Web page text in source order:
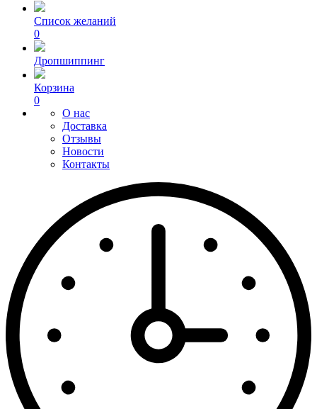
Список желаний
0
Дропшиппинг
Корзина
0
О нас
Доставка
Отзывы
Новости
Контакты